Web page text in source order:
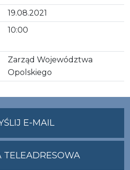
19.08.2021
10:00
Zarząd Województwa
Opolskiego
E-MAILNA
ADRES
TELEADRESOWA